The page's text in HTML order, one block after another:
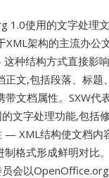
1.0使用的文字处理
架构的主流办公
种结构方式直接影响
文,包括段落、标题
文档属性。SXW代
文字处理功能,包括
XML结构使文档内
格式形成鲜明对比
会以